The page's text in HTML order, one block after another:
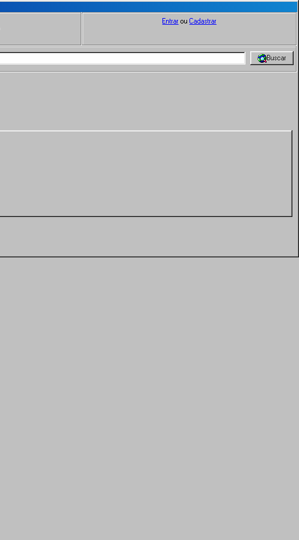
Buscar
Entrar ou Cadastrar